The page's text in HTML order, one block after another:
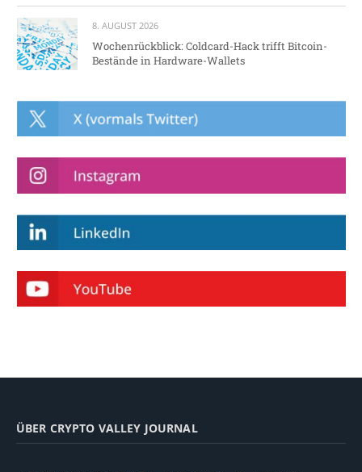
8. AUGUST 2026
Wochenrückblick: Coldcard-Hack trifft Bitcoin-
Bestände in Hardware-Wallets
ÜBER CRYPTO VALLEY JOURNAL